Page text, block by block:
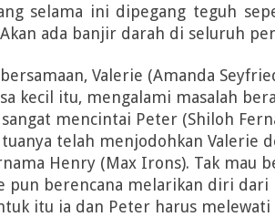
selama ini dipegang teguh
ada banjir darah di seluruh
Valerie (Amanda
kecil itu, mengalami masalah
mencintai Peter (Shiloh
telah menjodohkan Valerie
Henry (Max Irons). Tak mau
pun berencana melarikan diri dari
itu ia dan Peter harus